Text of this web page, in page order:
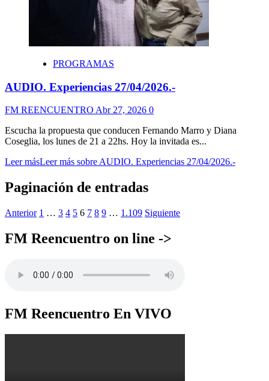
PROGRAMAS
AUDIO. Experiencias 27/04/2026.-
FM REENCUENTRO Abr 27, 2026 0
Escucha la propuesta que conducen Fernando Marro y Diana
Coseglia, los lunes de 21 a 22hs. Hoy la invitada es...
Leer másLeer más sobre AUDIO. Experiencias 27/04/2026.-
Paginación de entradas
Anterior 1 … 3 4 5 6 7 8 9 … 1.109 Siguiente
FM Reencuentro on line ->
FM Reencuentro En VIVO